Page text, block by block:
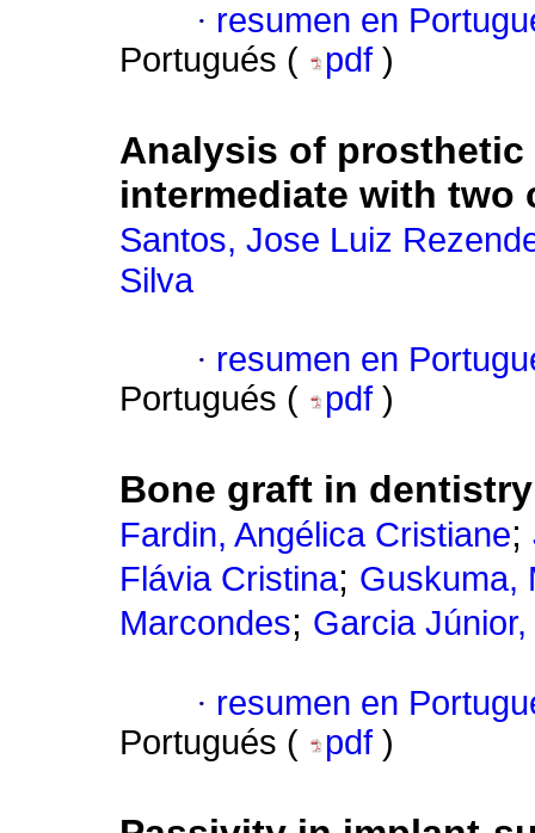
· resumen en
Portugués (
pdf )
Analysis of
intermediate with two
Santos, Jose Luiz
Silva
· resumen en
Portugués (
pdf )
Bone graft in dentistry
Fardin, Angélica Cristiane;
Flávia Cristina; Guskuma,
Marcondes; Garcia
· resumen en
Portugués (
pdf )